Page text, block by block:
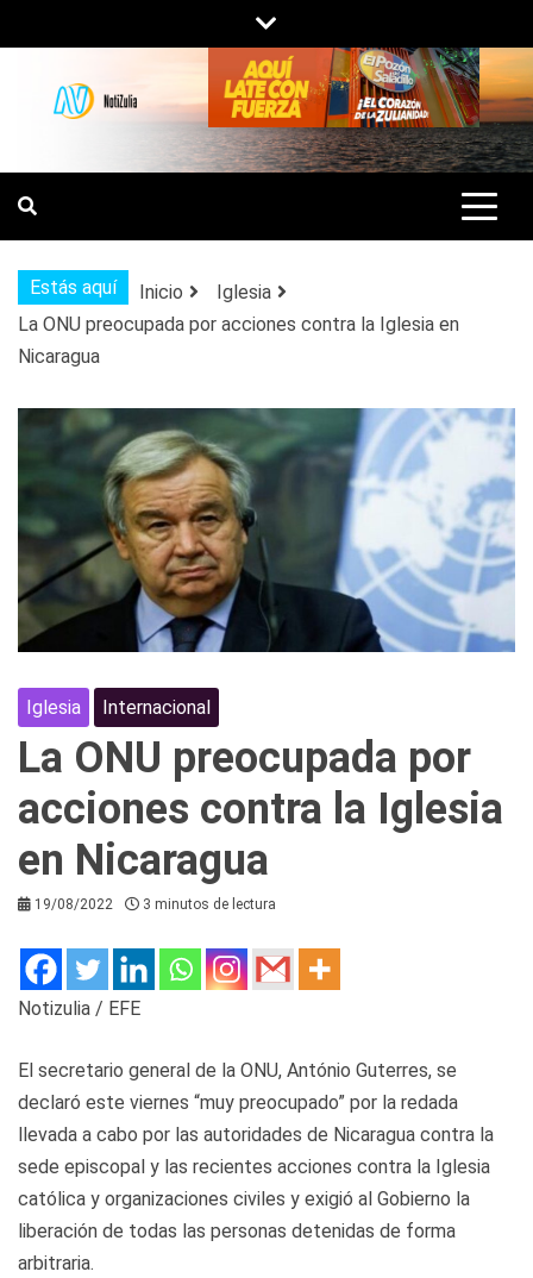
al
contenido
NOTIZULIA
NOTICIAS DEL ZULIA, VENEZUELA Y
DE INTERÉS GENERAL.
Estás aquí Inicio
Iglesia
La ONU preocupada por acciones contra la Iglesia en
Nicaragua
Iglesia Internacional
La ONU preocupada por
acciones contra la Iglesia
en Nicaragua
19/08/2022 3 minutos de lectura
Notizulia / EFE
El secretario general de la ONU, António Guterres, se
declaró este viernes “muy preocupado” por la redada
llevada a cabo por las autoridades de Nicaragua contra la
sede episcopal y las recientes acciones contra la Iglesia
católica y organizaciones civiles y exigió al Gobierno la
liberación de todas las personas detenidas de forma
arbitraria.